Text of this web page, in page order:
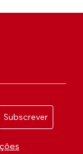
Subscrever